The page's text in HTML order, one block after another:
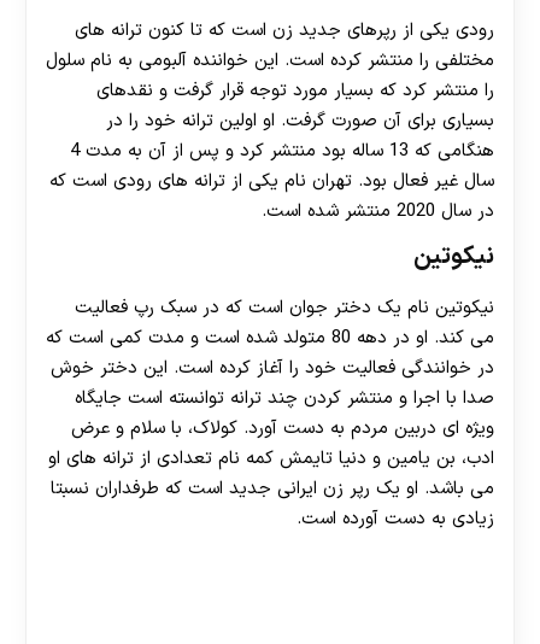
رودی یکی از رپرهای جدید زن است که تا کنون ترانه های
مختلفی را منتشر کرده است. این خواننده آلبومی به نام سلول
را منتشر کرد که بسیار مورد توجه قرار گرفت و نقدهای
بسیاری برای آن صورت گرفت. او اولین ترانه خود را در
هنگامی که 13 ساله بود منتشر کرد و پس از آن به مدت 4
سال غیر فعال بود. تهران نام یکی از ترانه های رودی است که
در سال 2020 منتشر شده است.
نیکوتین
نیکوتین نام یک دختر جوان است که در سبک رپ فعالیت
می کند. او در دهه 80 متولد شده است و مدت کمی است که
در خوانندگی فعالیت خود را آغاز کرده است. این دختر خوش
صدا با اجرا و منتشر کردن چند ترانه توانسته است جایگاه
ویژه ای دربین مردم به دست آورد. کولاک، با سلام و عرض
ادب، بن یامین و دنیا تایمش کمه نام تعدادی از ترانه های او
می باشد. او یک رپر زن ایرانی جدید است که طرفداران نسبتا
زیادی به دست آورده است.